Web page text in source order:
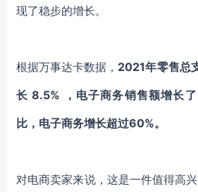
现了稳步的增长。
根据万事达卡数据， 2021年零售总
长 8.5% ，电子商务销售额增长
比，电子商务增长超过60%。
对电商卖家来说，这是一件值得高